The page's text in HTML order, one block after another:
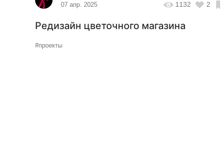
07 апр. 2025 1132 2
Редизайн цветочного магазина
#проекты